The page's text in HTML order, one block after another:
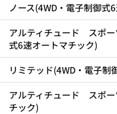
ノース(4WD・電子制御式
アルティチュード スポー
式6速オートマチック)
リミテッド(4WD・電子制
アルティチュード スポー
チック)